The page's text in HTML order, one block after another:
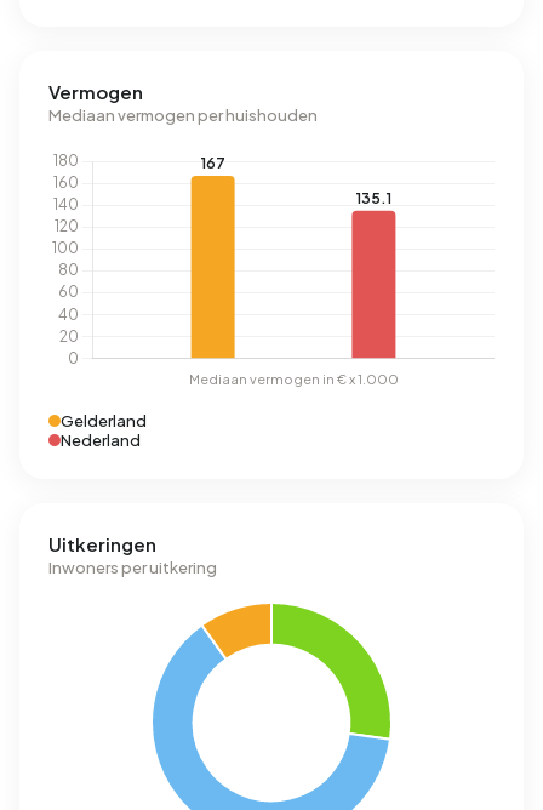
Vermogen
Mediaan vermogen per huishouden
Gelderland
Nederland
Uitkeringen
Inwoners per uitkering